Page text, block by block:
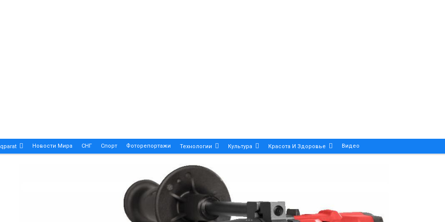
Новости Мира СНГ Спорт Фоторепортажи Технологии Культура Красота И Здоровье Видео
Patek Philippe Calatrava DATE – A True Symbol Of Elegance And Precision